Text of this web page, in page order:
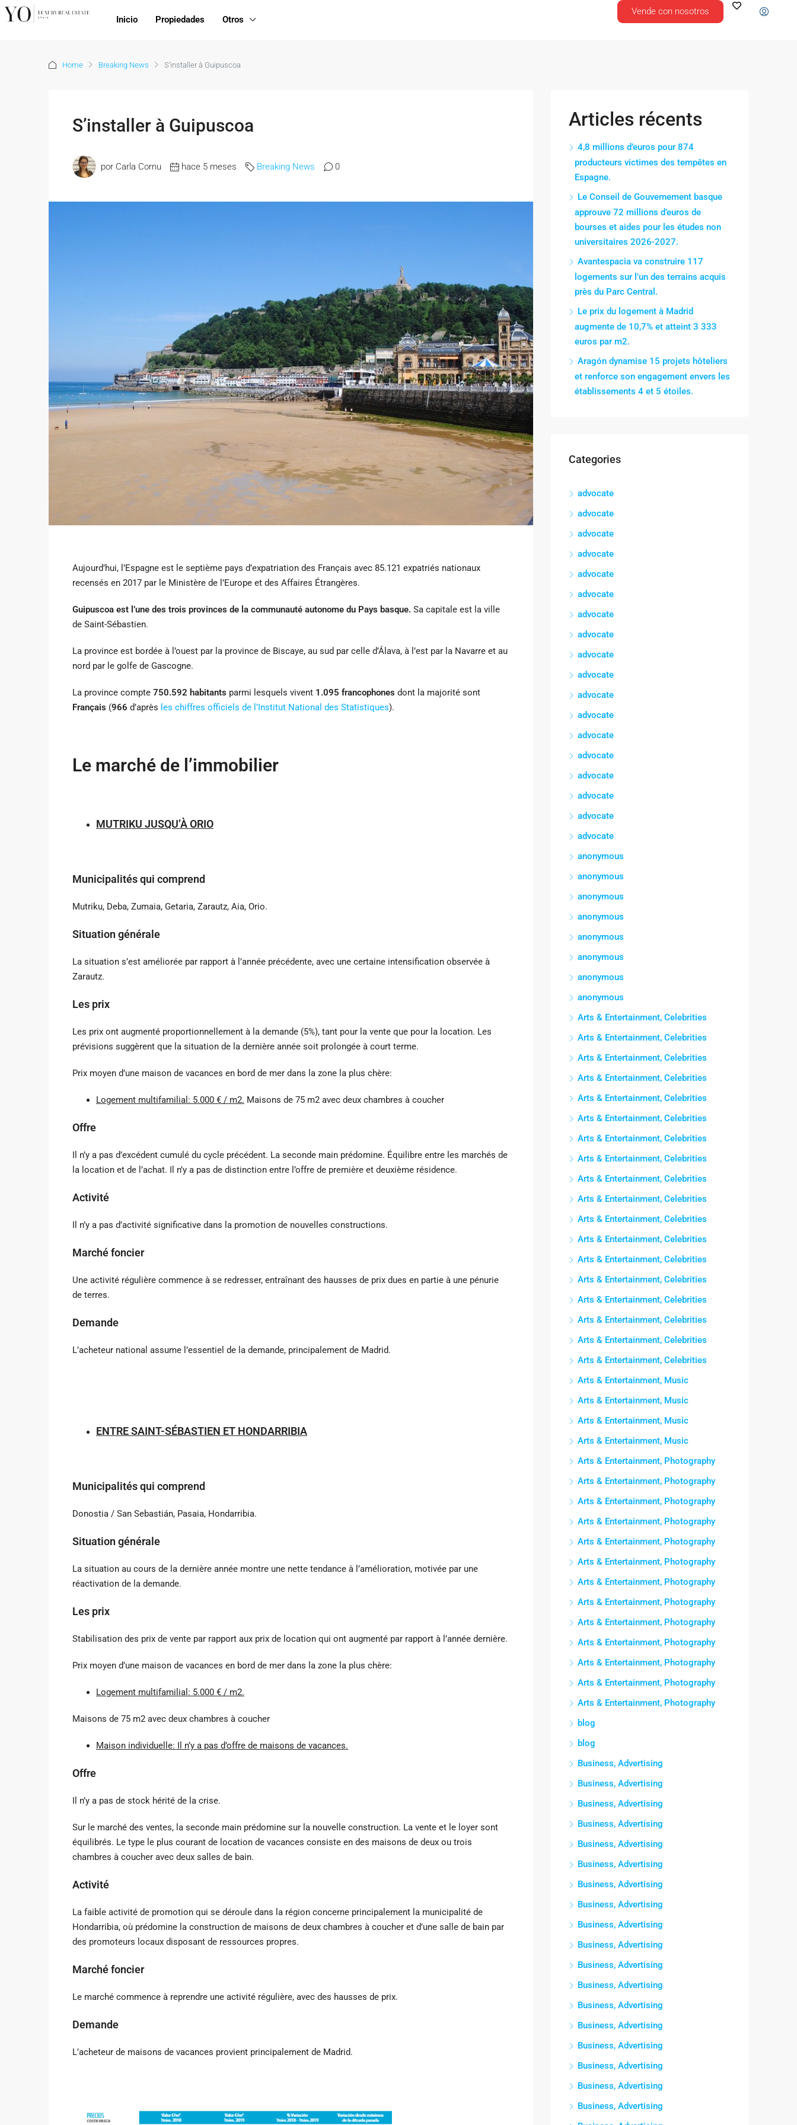
Inicio Propiedades Otros
Vende con nosotros
Home Breaking News S’installer à Guipuscoa
S’installer à Guipuscoa
por Carla Cornu hace 5 meses Breaking News 0
Aujourd’hui, l’Espagne est le septième pays d’expatriation des Français avec 85.121 expatriés nationaux
recensés en 2017 par le Ministère de l’Europe et des Affaires Étrangères.
Guipuscoa est l’une des trois provinces de la communauté autonome du Pays basque. Sa capitale est la ville
de Saint-Sébastien.
La province est bordée à l’ouest par la province de Biscaye, au sud par celle d’Álava, à l’est par la Navarre et au
nord par le golfe de Gascogne.
La province compte 750.592 habitants parmi lesquels vivent 1.095 francophones dont la majorité sont
Français (966 d’après les chiffres officiels de l’Institut National des Statistiques).
Le marché de l’immobilier
MUTRIKU JUSQU’À ORIO
Municipalités qui comprend
Mutriku, Deba, Zumaia, Getaria, Zarautz, Aia, Orio.
Situation générale
La situation s’est améliorée par rapport à l’année précédente, avec une certaine intensification observée à
Zarautz.
Les prix
Les prix ont augmenté proportionnellement à la demande (5%), tant pour la vente que pour la location. Les
prévisions suggèrent que la situation de la dernière année soit prolongée à court terme.
Prix ​​moyen d’une maison de vacances en bord de mer dans la zone la plus chère:
Logement multifamilial: 5.000 € / m2. Maisons de 75 m2 avec deux chambres à coucher
Offre
Il n’y a pas d’excédent cumulé du cycle précédent. La seconde main prédomine. Équilibre entre les marchés de
la location et de l’achat. Il n’y a pas de distinction entre l’offre de première et deuxième résidence.
Activité
Il n’y a pas d’activité significative dans la promotion de nouvelles constructions.
Marché foncier
Une activité régulière commence à se redresser, entraînant des hausses de prix dues en partie à une pénurie
de terres.
Demande
L’acheteur national assume l’essentiel de la demande, principalement de Madrid.
ENTRE SAINT-SÉBASTIEN ET HONDARRIBIA
Municipalités qui comprend
Donostia / San Sebastián, Pasaia, Hondarribia.
Situation générale
La situation au cours de la dernière année montre une nette tendance à l’amélioration, motivée par une
réactivation de la demande.
Les prix
Stabilisation des prix de vente par rapport aux prix de location qui ont augmenté par rapport à l’année dernière.
Prix ​​moyen d’une maison de vacances en bord de mer dans la zone la plus chère:
Logement multifamilial: 5.000 € / m2.
Maisons de 75 m2 avec deux chambres à coucher
Maison individuelle: Il n’y a pas d’offre de maisons de vacances.
Offre
Il n’y a pas de stock hérité de la crise.
Sur le marché des ventes, la seconde main prédomine sur la nouvelle construction. La vente et le loyer sont
équilibrés. Le type le plus courant de location de vacances consiste en des maisons de deux ou trois
chambres à coucher avec deux salles de bain.
Activité
La faible activité de promotion qui se déroule dans la région concerne principalement la municipalité de
Hondarribia, où prédomine la construction de maisons de deux chambres à coucher et d’une salle de bain par
des promoteurs locaux disposant de ressources propres.
Marché foncier
Le marché commence à reprendre une activité régulière, avec des hausses de prix.
Demande
L’acheteur de maisons de vacances provient principalement de Madrid.
Articles récents
4,8 millions d’euros pour 874
producteurs victimes des tempêtes en
Espagne.
Le Conseil de Gouvernement basque
approuve 72 millions d’euros de
bourses et aides pour les études non
universitaires 2026-2027.
Avantespacia va construire 117
logements sur l’un des terrains acquis
près du Parc Central.
Le prix du logement à Madrid
augmente de 10,7% et atteint 3 333
euros par m2.
Aragón dynamise 15 projets hôteliers
et renforce son engagement envers les
établissements 4 et 5 étoiles.
Categories
advocate
advocate
advocate
advocate
advocate
advocate
advocate
advocate
advocate
advocate
advocate
advocate
advocate
advocate
advocate
advocate
advocate
advocate
anonymous
anonymous
anonymous
anonymous
anonymous
anonymous
anonymous
anonymous
Arts & Entertainment, Celebrities
Arts & Entertainment, Celebrities
Arts & Entertainment, Celebrities
Arts & Entertainment, Celebrities
Arts & Entertainment, Celebrities
Arts & Entertainment, Celebrities
Arts & Entertainment, Celebrities
Arts & Entertainment, Celebrities
Arts & Entertainment, Celebrities
Arts & Entertainment, Celebrities
Arts & Entertainment, Celebrities
Arts & Entertainment, Celebrities
Arts & Entertainment, Celebrities
Arts & Entertainment, Celebrities
Arts & Entertainment, Celebrities
Arts & Entertainment, Celebrities
Arts & Entertainment, Celebrities
Arts & Entertainment, Celebrities
Arts & Entertainment, Music
Arts & Entertainment, Music
Arts & Entertainment, Music
Arts & Entertainment, Music
Arts & Entertainment, Photography
Arts & Entertainment, Photography
Arts & Entertainment, Photography
Arts & Entertainment, Photography
Arts & Entertainment, Photography
Arts & Entertainment, Photography
Arts & Entertainment, Photography
Arts & Entertainment, Photography
Arts & Entertainment, Photography
Arts & Entertainment, Photography
Arts & Entertainment, Photography
Arts & Entertainment, Photography
Arts & Entertainment, Photography
blog
blog
Business, Advertising
Business, Advertising
Business, Advertising
Business, Advertising
Business, Advertising
Business, Advertising
Business, Advertising
Business, Advertising
Business, Advertising
Business, Advertising
Business, Advertising
Business, Advertising
Business, Advertising
Business, Advertising
Business, Advertising
Business, Advertising
Business, Advertising
Business, Advertising